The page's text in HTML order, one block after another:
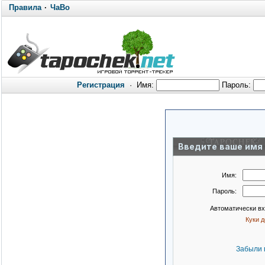
Правила· ЧаВо
Регистрация · Имя: Пароль:
Введите ваше имя
Имя:
Пароль:
Автоматически
Куки
Забыли